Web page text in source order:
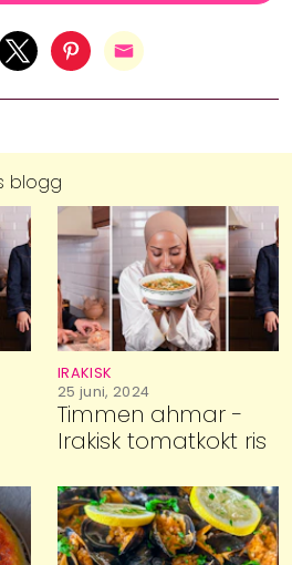
blogg
Timmen ahmar -
Irakisk tomatkokt ris
IRAKISK
25 juni, 2024